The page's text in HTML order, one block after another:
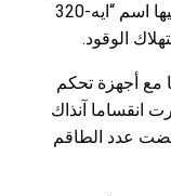
وأصبحت هناك نسخة جديدة منها أطلق عليها اسم “ايه-320
الوقود.
إطلاقها مع أجهزة تحكم
انقساما آنذاك
عدد الطاقم